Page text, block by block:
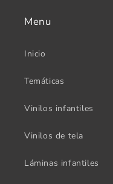
Menu
Inicio
Temáticas
Vinilos infantiles
Vinilos de tela
Láminas infantiles